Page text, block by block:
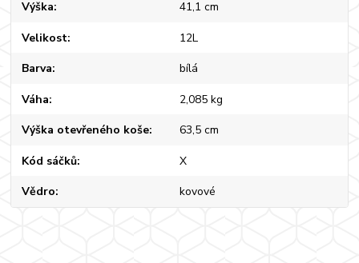
Výška 41,1 cm
Velikost 12L
Barva bílá
Váha 2,085 kg
Výška otevřeného koše 63,5 cm
Kód sáčků X
Vědro kovové